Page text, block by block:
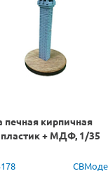
печная кирпичная
пластик + МДФ, 1/35